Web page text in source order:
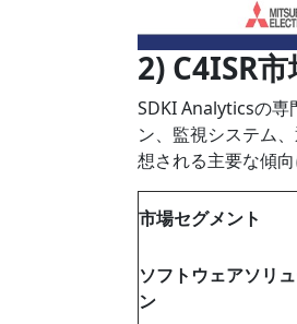
2) C4ISR
SDKI Analyticsの専
ン、監視システム
想される主要な傾
市場セグメント
ソフトウェアソリ
ン